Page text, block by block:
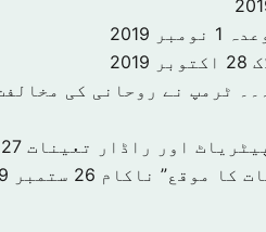
1 نومبر 2019
28 اکتوبر 2019
ٹرمپ نے روحانی کی
اور راڈار تعینات 27 ستمبر 2019
کا موقع” ناکام 26 ستمبر 2019